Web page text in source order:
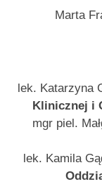
Marta
lek. Katarzyna
Klinicznej i
mgr piel.
lek. Kamila